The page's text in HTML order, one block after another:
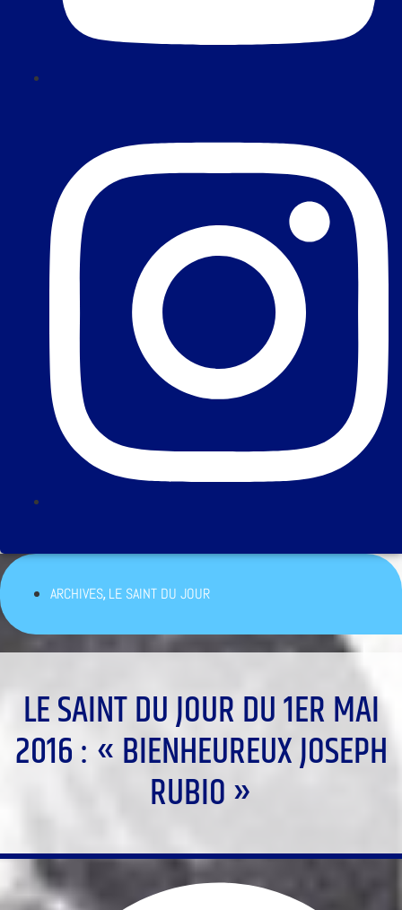
ARCHIVES,LE SAINT DU JOUR
LE SAINT DU JOUR DU 1ER MAI
2016 : « BIENHEUREUX JOSEPH
RUBIO »